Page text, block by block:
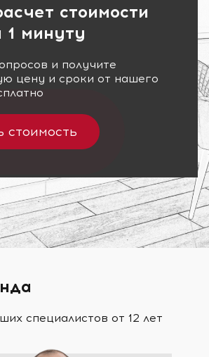
стоимости
1 минуту
и получите
цену и сроки от нашего
стоимость
специалистов от 12 лет